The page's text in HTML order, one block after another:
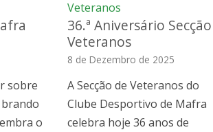
sobre
o
Veteranos
36.ª Aniversário Secção
Veteranos
8 de Dezembro de 2025
A Secção de Veteranos do
Clube Desportivo de Mafra
celebra hoje 36 anos de